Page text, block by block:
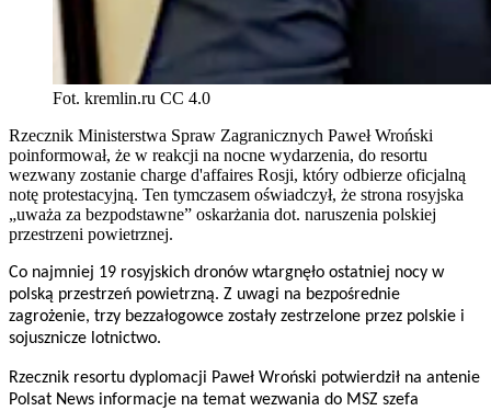
Fot. kremlin.ru CC 4.0
Rzecznik Ministerstwa Spraw Zagranicznych Paweł Wroński
poinformował, że w reakcji na nocne wydarzenia, do resortu
wezwany zostanie charge d'affaires Rosji, który odbierze oficjalną
notę protestacyjną. Ten tymczasem oświadczył, że strona rosyjska
„uważa za bezpodstawne” oskarżania dot. naruszenia polskiej
przestrzeni powietrznej.
Co najmniej 19 rosyjskich dronów wtargnęło ostatniej nocy w
polską przestrzeń powietrzną. Z uwagi na bezpośrednie
zagrożenie, trzy bezzałogowce zostały zestrzelone przez polskie i
sojusznicze lotnictwo.
Rzecznik resortu dyplomacji Paweł Wroński potwierdził na antenie
Polsat News informacje na temat wezwania do MSZ szefa